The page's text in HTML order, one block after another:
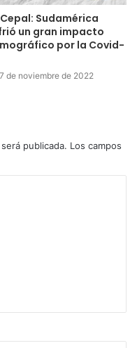
Sudamérica
un gran impacto
por la Covid-
de noviembre de 2022
publicada. Los campos